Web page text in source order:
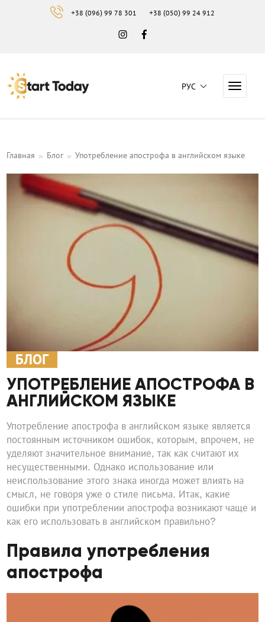
+38 (096) 99 78 301 +38 (050) 99 24 912
Instagram
Навчальний центр "Start Today" РУС
Главная Блог Употребление апострофа в английском языке
БЛОГ
УПОТРЕБЛЕНИЕ АПОСТРОФА В
АНГЛИЙСКОМ ЯЗЫКЕ
Употребление апострофа в английском языке является
постоянным источником ошибок, которым, впрочем, не
уделяют значительное внимание, так как считают их
несущественными. Однако использование или
неиспользование этого знака иногда может влиять на
смысл, не говоря уже о стиле письма. Итак, какие
ошибки при употреблении апострофа возникают чаще и
как его использовать в английском правильно?
Правила употребления
апострофа